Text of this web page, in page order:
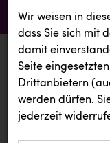
aktuelle
aktuelle
Wir weisen in
dass Sie sich mit
damit
Seite
Drittanbietern
werden dürfen.
jederzeit